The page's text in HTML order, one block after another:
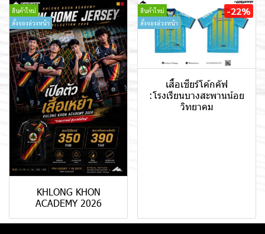
สินค้าใหม่
สั่งจองล่วงหน้า
KHLONG KHON
ACADEMY 2026
สินค้าใหม่
สั่งจองล่วงหน้า
-22%
เสื้อเชียร์โค้กคัฟ
:โรงเรียนบางสะพานน้อย
วิทยาคม